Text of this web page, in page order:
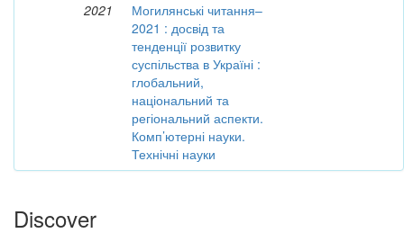
2021
Могилянські читання–
2021 : досвід та
тенденції розвитку
суспільства в Україні :
глобальний,
національний та
регіональний аспекти.
Комп’ютерні науки.
Технічні науки
Discover